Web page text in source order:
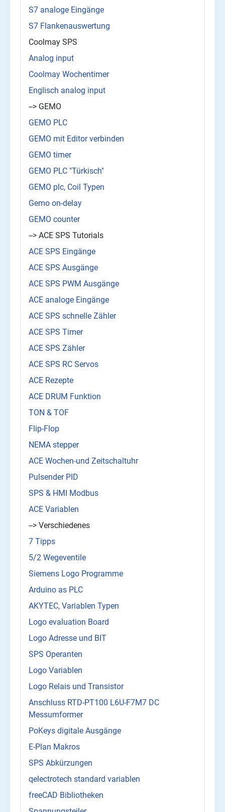
S7 analoge Eingänge
S7 Flankenauswertung
Coolmay SPS
Analog input
Coolmay Wochentimer
Englisch analog input
--> GEMO
GEMO PLC
GEMO mit Editor verbinden
GEMO timer
GEMO PLC "Türkisch"
GEMO plc, Coil Typen
Gemo on-delay
GEMO counter
--> ACE SPS Tutorials
ACE SPS Eingänge
ACE SPS Ausgänge
ACE SPS PWM Ausgänge
ACE analoge Eingänge
ACE SPS schnelle Zähler
ACE SPS Timer
ACE SPS Zähler
ACE SPS RC Servos
ACE Rezepte
ACE DRUM Funktion
TON & TOF
Flip-Flop
NEMA stepper
ACE Wochen-und Zeitschaltuhr
Pulsender PID
SPS & HMI Modbus
ACE Variablen
--> Verschiedenes
7 Tipps
5/2 Wegeventile
Siemens Logo Programme
Arduino as PLC
AKYTEC, Variablen Typen
Logo evaluation Board
Logo Adresse und BIT
SPS Operanten
Logo Variablen
Logo Relais und Transistor
Anschluss RTD-PT100 L6U-F7M7 DC
Messumformer
PoKeys digitale Ausgänge
E-Plan Makros
SPS Abkürzungen
qelectrotech standard variablen
freeCAD Bibliotheken